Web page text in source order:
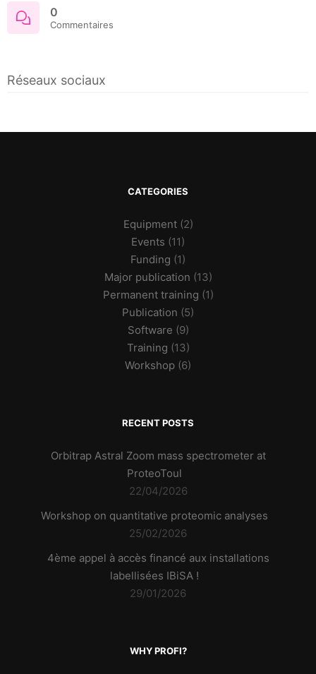
0
Commentaires
Réseaux sociaux
CATEGORIES
Equipment(2)
Events (11)
Funding (1)
Major publication (13)
Permanent training (1)
Publication (5)
Software (9)
Training (13)
Workshop (6)
RECENT POSTS
Orbitrap Astral Zoom mass spectrometer at
ProteoToul
22/04/2026
Workshop on quantitative proteomic analyses
25/02/2026
4ème appel à accès financé aux installations
labellisées IBiSA !
29/01/2026
WHY PROFI?